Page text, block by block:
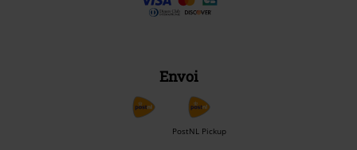
Envoi
PostNL Pickup